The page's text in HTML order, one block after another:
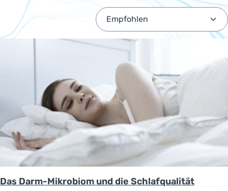
Das Darm-Mikrobiom und die Schlafqualität